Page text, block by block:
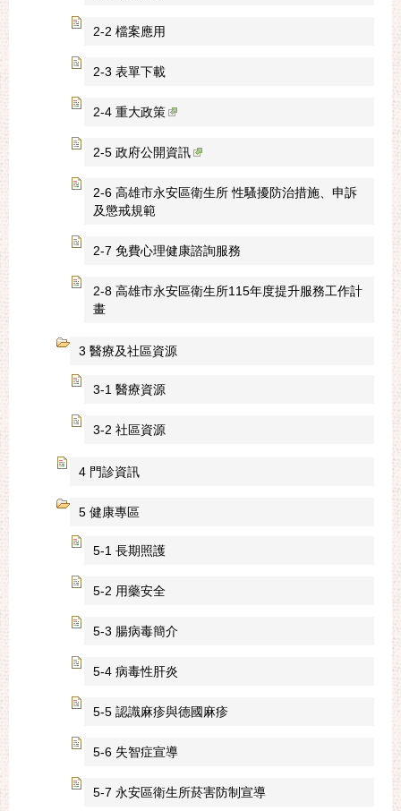
2-2 檔案應用
2-3 表單下載
2-4 重大政策
2-5 政府公開資訊
2-6 高雄市永安區衛生所 性騷擾防治措施、申訴
及懲戒規範
2-7 免費心理健康諮詢服務
2-8 高雄市永安區衛生所115年度提升服務工作計
畫
3 醫療及社區資源
3-1 醫療資源
3-2 社區資源
4 門診資訊
5 健康專區
5-1 長期照護
5-2 用藥安全
5-3 腸病毒簡介
5-4 病毒性肝炎
5-5 認識麻疹與德國麻疹
5-6 失智症宣導
5-7 永安區衛生所菸害防制宣導